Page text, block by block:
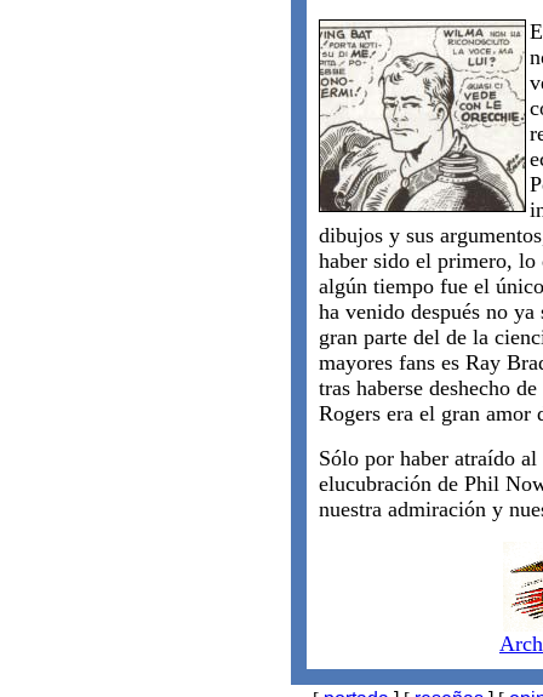
dibujos y sus
haber sido el primero, lo
algún tiempo fue el
ha venido después no
gran parte del de la
mayores fans es Ray
tras haberse deshecho
Rogers era el gran amor
Sólo por haber atraído
elucubración de Phil
nuestra admiración y